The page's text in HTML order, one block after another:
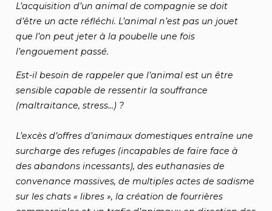
L’acquisition d’un animal de compagnie se doit
d’être un acte réfléchi. L’animal n’est pas un jouet
que l’on peut jeter à la poubelle une fois
l’engouement passé.
Est-il besoin de rappeler que l’animal est un être
sensible capable de ressentir la souffrance
(maltraitance, stress…) ?
L’excès d’offres d’animaux domestiques entraîne une
surcharge des refuges (incapables de faire face à
des abandons incessants), des euthanasies de
convenance massives, de multiples actes de sadisme
sur les chats « libres », la création de fourrières